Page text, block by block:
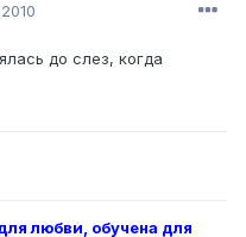
до слез, когда
любви, обучена для